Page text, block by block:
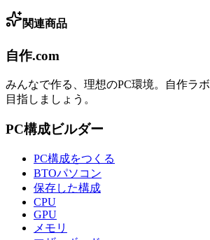
関連商品
自作.com
みんなで作る、理想のPC環境。 自作ラボ
目指しましょう。
PC構成ビルダー
PC構成をつくる
BTOパソコン
保存した構成
CPU
GPU
メモリ